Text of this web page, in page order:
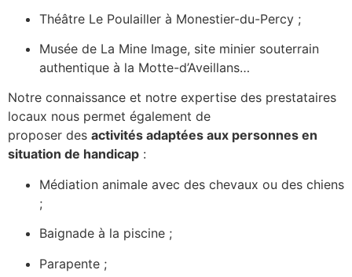
Théâtre Le Poulailler à Monestier-du-Percy ;
Musée de La Mine Image, site minier souterrain
authentique à la Motte-d’Aveillans…
Notre connaissance et notre expertise des prestataires
locaux nous permet également de
proposer des activités adaptées aux personnes en
situation de handicap :
Médiation animale avec des chevaux ou des chiens
;
Baignade à la piscine ;
Parapente ;